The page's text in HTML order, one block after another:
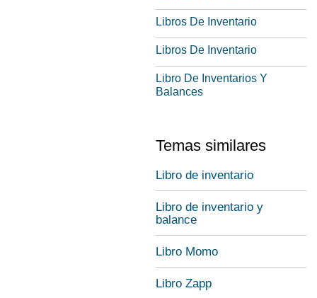
Libros De Inventario
Libros De Inventario
Libro De Inventarios Y
Balances
Temas similares
Libro de inventario
Libro de inventario y
balance
Libro Momo
Libro Zapp